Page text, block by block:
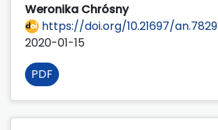
Weronika Chrósny
https://doi.org/10.21697/an.7829
2020-01-15
PDF